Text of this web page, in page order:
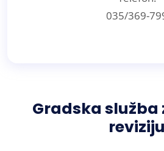
035/369-
Gradska služba
reviziju